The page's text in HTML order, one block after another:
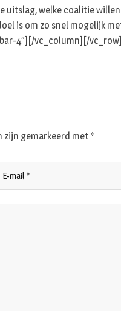
welke coalitie
is om zo snel mogelijk
4″][/vc_column][/vc_row]
zijn gemarkeerd met *